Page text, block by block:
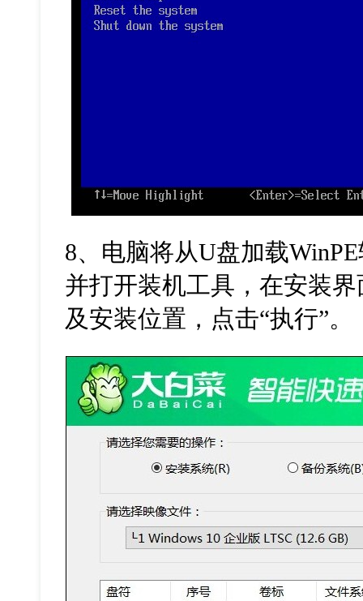
8、电脑将从U盘加载WinPE
并打开装机工具，在安装
及安装位置，点击“执行”。